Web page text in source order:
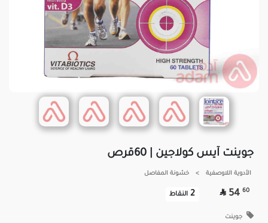
جوينت آيس كولاجين | 60قرص
الأدوية اللاوصفية > خشونة المفاصل
60
54

2 النقاط
جوينت